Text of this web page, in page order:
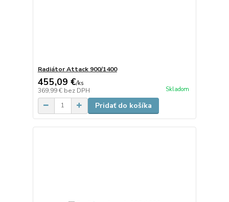
Radiátor Attack 900/1400
455,09 €/ks
369,99 € bez DPH Skladom
Pridať do košíka